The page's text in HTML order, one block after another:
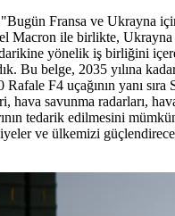
Fransa ve Ukrayna
Macron ile birlikte, Ukrayna
yönelik iş birliğini
Bu belge, 2035 yılına
Rafale F4 uçağının yanı
hava savunma radarları,
tedarik edilmesini
ve ülkemizi